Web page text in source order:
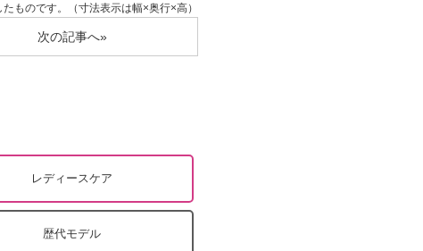
ものです。（寸法表示は幅×奥行×高）
次の記事へ»
レディースケア
歴代モデル